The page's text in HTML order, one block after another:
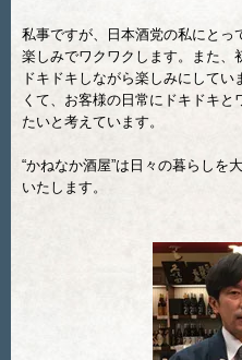
私事ですが、日本酒党の私にとっ
楽しみでワクワクします。また、
ドキドキしながら楽しみにして
くて、お客様の日常にドキドキ
たいと考えています。
“かねなか酒屋”は日々の暮らしを
いたします。